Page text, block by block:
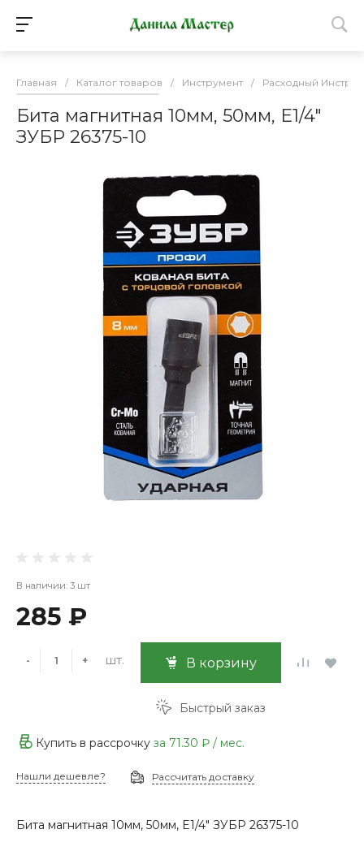
Главная / Каталог товаров / Инструмент / Расходный
Бита магнитная 10мм, 50мм, E1/4"
ЗУБР 26375-10
В наличии: 3 шт
285 ₽
- + шт. В корзину
Быстрый заказ
Купить в рассрочку за 71.30 ₽ / мес.
Нашли дешевле? Рассчитать доставку
Бита магнитная 10мм, 50мм, E1/4" ЗУБР 26375-10